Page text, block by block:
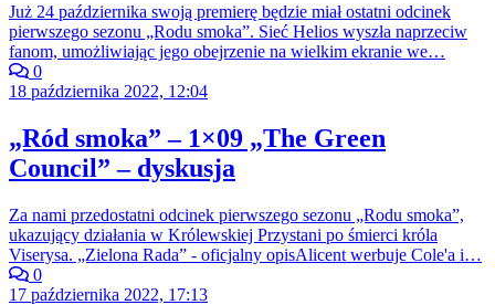
Już 24 października swoją premierę będzie miał ostatni odcinek
pierwszego sezonu „Rodu smoka”. Sieć Helios wyszła naprzeciw
fanom, umożliwiając jego obejrzenie na wielkim ekranie we…
0
18 października 2022, 12:04
„Ród smoka” – 1×09 „The Green
Council” – dyskusja
Za nami przedostatni odcinek pierwszego sezonu „Rodu smoka”,
ukazujący działania w Królewskiej Przystani po śmierci króla
Viserysa. „Zielona Rada” - oficjalny opisAlicent werbuje Cole'a i…
0
17 października 2022, 17:13